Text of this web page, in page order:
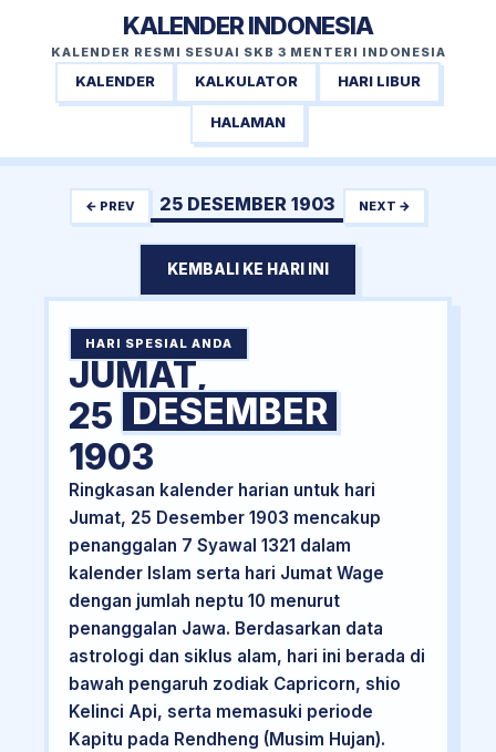
KALENDER INDONESIA
KALENDER RESMI SESUAI SKB 3 MENTERI INDONESIA
KALENDER KALKULATOR HARI LIBUR
HALAMAN
← PREV 25 DESEMBER 1903 NEXT →
KEMBALI KE HARI INI
HARI SPESIAL ANDA
JUMAT,
25 DESEMBER
1903
Ringkasan kalender harian untuk hari
Jumat, 25 Desember 1903 mencakup
penanggalan 7 Syawal 1321 dalam
kalender Islam serta hari Jumat Wage
dengan jumlah neptu 10 menurut
penanggalan Jawa. Berdasarkan data
astrologi dan siklus alam, hari ini berada di
bawah pengaruh zodiak Capricorn, shio
Kelinci Api, serta memasuki periode
Kapitu pada Rendheng (Musim Hujan).